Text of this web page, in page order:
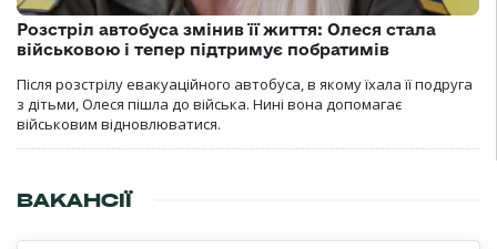
Розстріл автобуса змінив її життя: Олеся стала
військовою і тепер підтримує побратимів
Після розстрілу евакуаційного автобуса, в якому їхала її подруга
з дітьми, Олеся пішла до війська. Нині вона допомагає
військовим відновлюватися.
ВАКАНСІЇ